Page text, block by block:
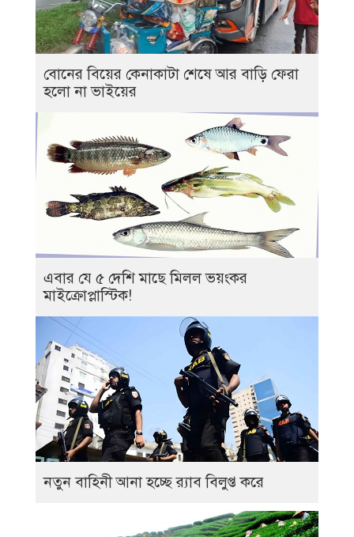
বোনের বিয়ের কেনাকাটা শেষে আর বাড়ি ফেরা
হলো না ভাইয়ের
এবার যে ৫ দেশি মাছে মিলল ভয়ংকর
মাইক্রোপ্লাস্টিক!
নতুন বাহিনী আনা হচ্ছে র‍্যাব বিলুপ্ত করে